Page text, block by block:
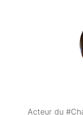
Acteur du